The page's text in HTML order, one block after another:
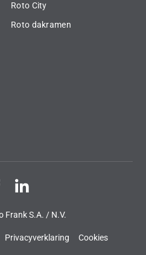
Roto City
Roto dakramen
Frank S.A. / N.V.
Privacyverklaring Cookies